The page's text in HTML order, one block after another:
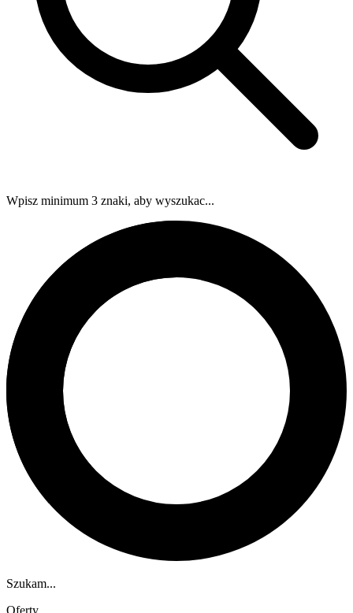
Wpisz minimum 3 znaki, aby wyszukac...
Szukam...
Oferty